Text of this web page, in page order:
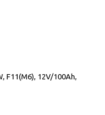
F11(M6), 12V/100Ah,